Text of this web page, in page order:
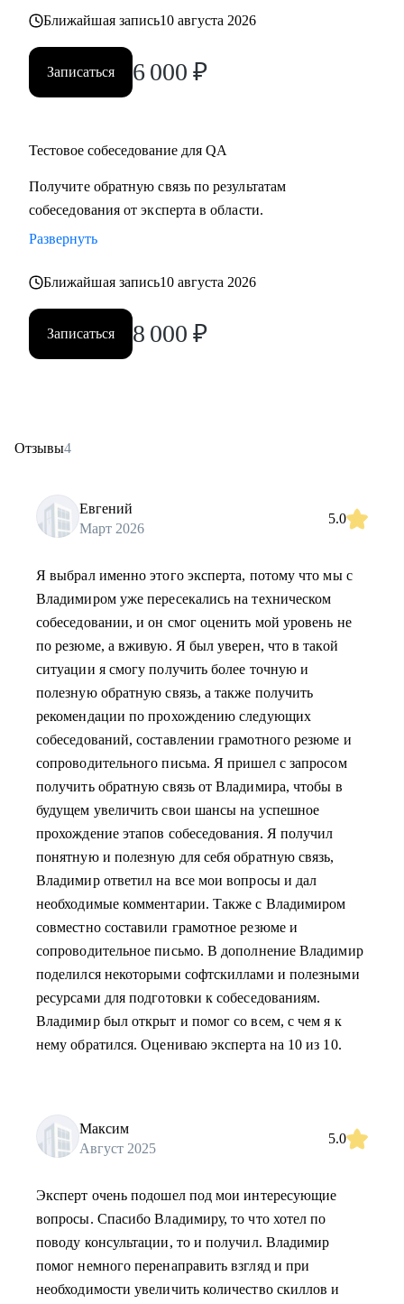
Ближайшая запись10 августа 2026
Записаться 6 000 ₽
Тестовое собеседование для QA
Получите обратную связь по результатам
собеседования от эксперта в области.
Развернуть
Ближайшая запись10 августа 2026
Записаться 8 000 ₽
Отзывы4
Евгений
Март 2026
5.0
Я выбрал именно этого эксперта, потому что мы с
Владимиром уже пересекались на техническом
собеседовании, и он смог оценить мой уровень не
по резюме, а вживую. Я был уверен, что в такой
ситуации я смогу получить более точную и
полезную обратную связь, а также получить
рекомендации по прохождению следующих
собеседований, составлении грамотного резюме и
сопроводительного письма. Я пришел с запросом
получить обратную связь от Владимира, чтобы в
будущем увеличить свои шансы на успешное
прохождение этапов собеседования. Я получил
понятную и полезную для себя обратную связь,
Владимир ответил на все мои вопросы и дал
необходимые комментарии. Также с Владимиром
совместно составили грамотное резюме и
сопроводительное письмо. В дополнение Владимир
поделился некоторыми софтскиллами и полезными
ресурсами для подготовки к собеседованиям.
Владимир был открыт и помог со всем, с чем я к
нему обратился. Оцениваю эксперта на 10 из 10.
Максим
Август 2025
5.0
Эксперт очень подошел под мои интересующие
вопросы. Спасибо Владимиру, то что хотел по
поводу консультации, то и получил. Владимир
помог немного перенаправить взгляд и при
необходимости увеличить количество скиллов и